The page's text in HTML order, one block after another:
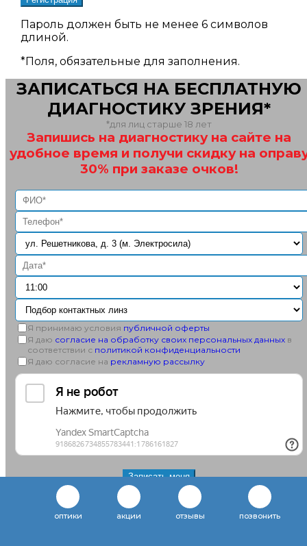
Пароль должен быть не менее 6 символов
длиной.
*Поля, обязательные для заполнения.
ЗАПИСАТЬСЯ НА БЕСПЛАТНУЮ
ДИАГНОСТИКУ ЗРЕНИЯ*
*для лиц старше 18 лет
Запишись на диагностику на сайте на
удобное время и получи скидку на
30% при заказе очков!
Я принимаю условия публичной оферты
Я даю согласие на обработку своих персональных данных в
соответствии с политикой конфиденциальности
Я даю согласие на рекламную рассылку
оптики акции отзывы
+7
(812)
932-
позвонить